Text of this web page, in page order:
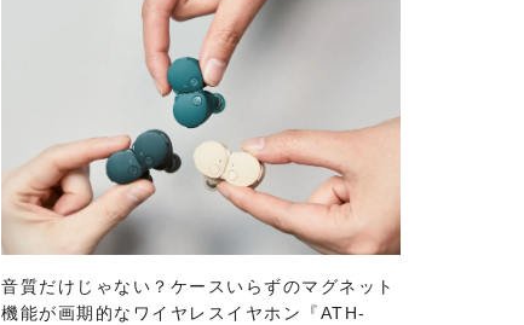
音質だけじゃない？ケースいらずのマグネット
機能が画期的なワイヤレスイヤホン『ATH-